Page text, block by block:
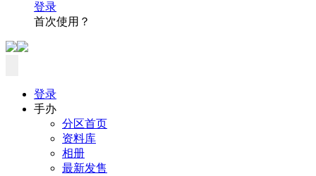
登录
首次使用？
登录
手办
分区首页
资料库
相册
最新发售